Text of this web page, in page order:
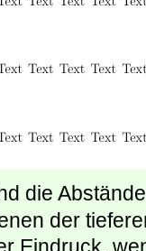
die
der